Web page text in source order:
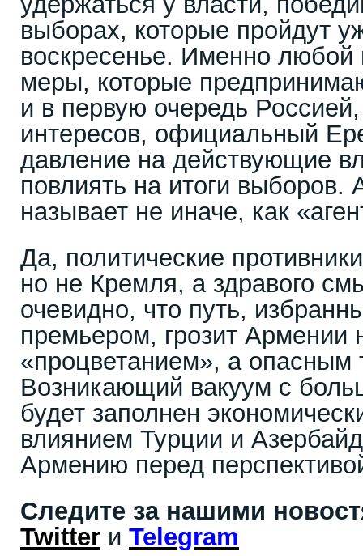
выборах, которые пройдут
воскресенье. Именно любой
меры, которые
и в первую очередь
интересов, официальный
давление на действующие
повлиять на итоги выборов.
называет не иначе, как
Да, политические
но не Кремля, а здравого
очевидно, что путь,
премьером, грозит Армении
«процветанием», а опасным
Возникающий вакуум с
будет заполнен
влиянием Турции и
Армению перед
Следите за нашими
Twitter и Telegram